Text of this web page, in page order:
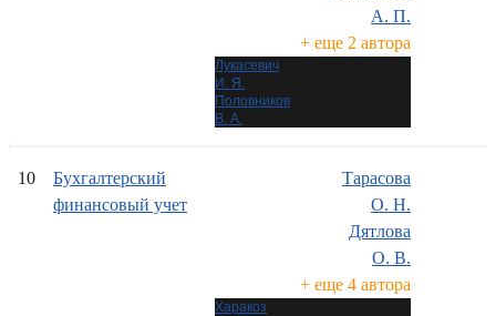
А. П.
+ еще 2 автора
Лукасевич
И. Я.
Половников
В. А.
10
Бухгалтерский
финансовый учет
Тарасова
О. Н.
Дятлова
О. В.
+ еще 4 автора
Харакоз